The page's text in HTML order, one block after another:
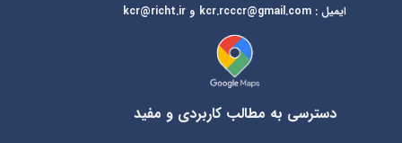
ایمیل:
kcr@richt.ir و kcr.rcccr@gmail.com
دسترسی به مطالب کاربردی و مفید